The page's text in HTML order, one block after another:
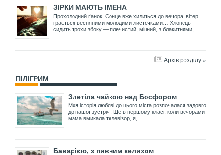
ЗІРКИ МАЮТЬ ІМЕНА
Прохолодний ґанок. Сонце вже хилиться до вечора, вітер
грається весняними молодими листочками… Хлопець
сидить трохи збоку — плечистий, міцний, з блакитними,
Архів розділу »
ПІЛІГРИМ
Злетіла чайкою над Босфором
Моя історія любові до цього міста розпочалася задовго
до нашої зустрічі. Ще в першому класі, коли вечорами
мама вмикала телевізор, я,
Баварією, з пивним келихом